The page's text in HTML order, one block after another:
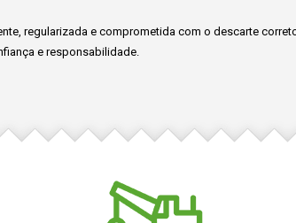
regularizada e comprometida com o descarte
e responsabilidade.